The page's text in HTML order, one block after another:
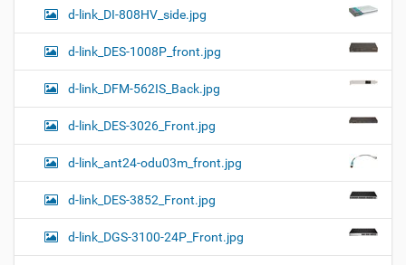
d-link_DI-808HV_side.jpg
d-link_DES-1008P_front.jpg
d-link_DFM-562IS_Back.jpg
d-link_DES-3026_Front.jpg
d-link_ant24-odu03m_front.jpg
d-link_DES-3852_Front.jpg
d-link_DGS-3100-24P_Front.jpg